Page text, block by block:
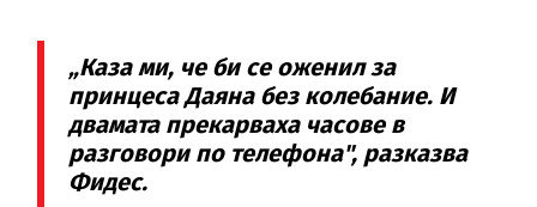
„Каза ми, че би се оженил за
принцеса Даяна без колебание. И
двамата прекарваха часове в
разговори по телефона", разказва
Фидес.